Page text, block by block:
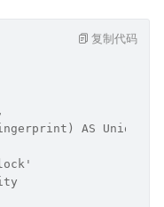
AS
复制代码